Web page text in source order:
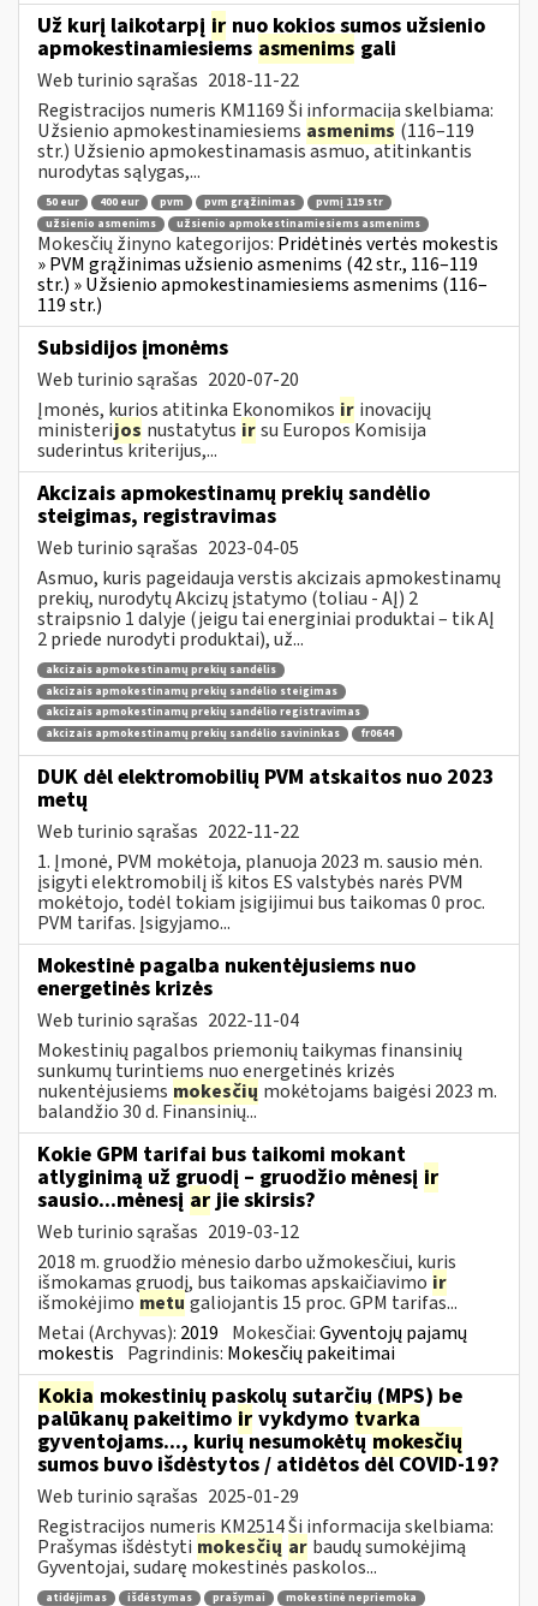
Už kurį laikotarpį ir nuo kokios sumos užsienio
apmokestinamiesiems asmenims gali
Web turinio sąrašas 2018-11-22
Registracijos numeris KM1169 Ši informacija skelbiama:
Užsienio apmokestinamiesiems asmenims (116–119
str.) Užsienio apmokestinamasis asmuo, atitinkantis
nurodytas sąlygas,...
50 eur 400 eur pvm pvm grąžinimas
pvmį 119 str
užsienio asmenims
užsienio apmokestinamiesiems asmenims
Mokesčių žinyno kategorijos: Pridėtinės vertės mokestis
» PVM grąžinimas užsienio asmenims (42 str., 116–119
str.) » Užsienio apmokestinamiesiems asmenims (116–
119 str.)
Subsidijos įmonėms
Web turinio sąrašas 2020-07-20
Įmonės, kurios atitinka Ekonomikos ir inovacijų
ministerijos nustatytus irsu Europos Komisija
suderintus kriterijus,...
Akcizais apmokestinamų prekių sandėlio
steigimas, registravimas
Web turinio sąrašas 2023-04-05
Asmuo, kuris pageidauja verstis akcizais apmokestinamų
prekių, nurodytų Akcizų įstatymo (toliau - AĮ) 2
straipsnio 1 dalyje (jeigu tai energiniai produktai – tik AĮ
2 priede nurodyti produktai), už...
akcizais apmokestinamų prekių sandėlis
akcizais apmokestinamų prekių sandėlio steigimas
akcizais apmokestinamų prekių sandėlio registravimas
akcizais apmokestinamų prekių sandėlio savininkas
fr0644
DUK dėl elektromobilių PVM atskaitos nuo 2023
metų
Web turinio sąrašas 2022-11-22
1. Įmonė, PVM mokėtoja, planuoja 2023 m. sausio mėn.
įsigyti elektromobilį iš kitos ES valstybės narės PVM
mokėtojo, todėl tokiam įsigijimui bus taikomas 0 proc.
PVM tarifas. Įsigyjamo...
Mokestinė pagalba nukentėjusiems nuo
energetinės krizės
Web turinio sąrašas 2022-11-04
Mokestinių pagalbos priemonių taikymas finansinių
sunkumų turintiems nuo energetinės krizės
nukentėjusiems mokesčių mokėtojams baigėsi 2023 m.
balandžio 30 d. Finansinių...
Kokie GPM tarifai bus taikomi mokant
atlyginimą už gruodį – gruodžio mėnesį ir
sausio...mėnesį arjie skirsis?
Web turinio sąrašas 2019-03-12
2018 m. gruodžio mėnesio darbo užmokesčiui, kuris
išmokamas gruodį, bus taikomas apskaičiavimo ir
išmokėjimo metu galiojantis 15 proc. GPM tarifas...
Metai (Archyvas): 2019 Mokesčiai:Gyventojų pajamų
mokestis Pagrindinis: Mokesčių pakeitimai
Kokia mokestinių paskolų sutarčių (MPS) be
palūkanų pakeitimo ir vykdymo tvarka
gyventojams..., kurių nesumokėtųmokesčių
sumos buvo išdėstytos / atidėtos dėl COVID-19?
Web turinio sąrašas 2025-01-29
Registracijos numeris KM2514 Ši informacija skelbiama:
Prašymas išdėstyti mokesčių ar baudų sumokėjimą
Gyventojai, sudarę mokestinės paskolos...
atidėjimas išdėstymas prašymai
mokestinė nepriemoka